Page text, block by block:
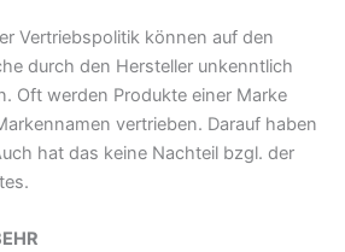
Vertriebspolitik können auf den
durch den Hersteller unkenntlich
Oft werden Produkte einer Marke
vertrieben. Darauf haben
hat das keine Nachteil bzgl. der